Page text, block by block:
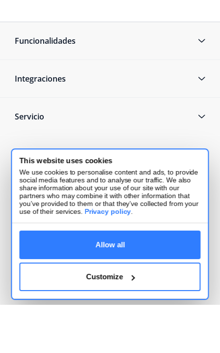
This website uses cookies
We use cookies to personalise content and ads, to provide
social media features and to analyse our traffic. We also
share information about your use of our site with our
partners who may combine it with other information that
you’ve provided to them or that they’ve collected from your
use of their services. Privacy policy.
Allow all
Customize
Funcionalidades
Integraciones
Servicio
¿Qué hay de nuevo?
¿Régimen de plataformas digitales o régimen
general? El régimen fiscal que más te conviene
como seller en México
2026-07-31
Fotos que convierten: los requisitos técnicos de ML,
Amazon y Shopee México
Títulos y descripciones que venden: cómo usar IA
para rankear en Mercado Libre y Amazon